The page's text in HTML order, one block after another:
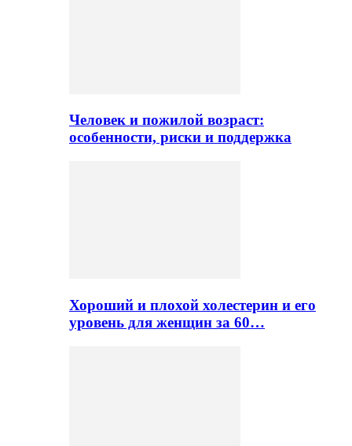
Человек и пожилой возраст:
особенности, риски и поддержка
Хороший и плохой холестерин и его
уровень для женщин за 60…